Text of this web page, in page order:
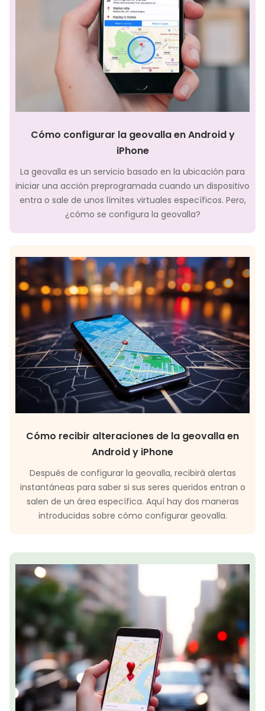
Cómo configurar la geovalla en Android y
iPhone
La geovalla es un servicio basado en la ubicación para
iniciar una acción preprogramada cuando un dispositivo
entra o sale de unos límites virtuales específicos. Pero,
¿cómo se configura la geovalla?
Cómo recibir alteraciones de la geovalla en
Android y iPhone
Después de configurar la geovalla, recibirá alertas
instantáneas para saber si sus seres queridos entran o
salen de un área específica. Aquí hay dos maneras
introducidas sobre cómo configurar geovalla.